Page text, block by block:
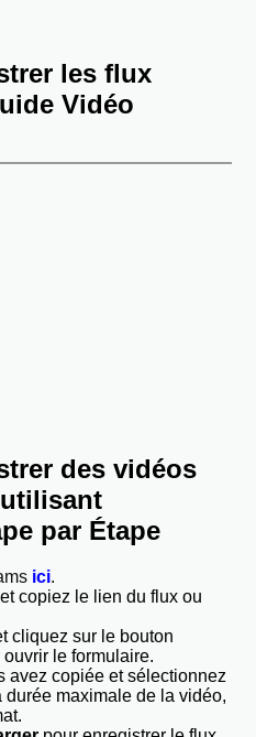
les flux
Vidéo
des vidéos
par Étape
ici.
copiez le lien du flux ou
cliquez sur le bouton
ouvrir le formulaire.
avez copiée et sélectionnez
maximale de la vidéo,